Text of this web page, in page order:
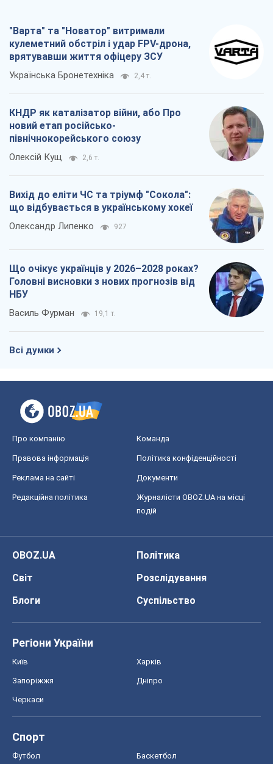
"Варта" та "Новатор" витримали
кулеметний обстріл і удар FPV-дрона,
врятувавши життя офіцеру ЗСУ
Українська Бронетехніка 2,4 т.
КНДР як каталізатор війни, або Про
новий етап російсько-
північнокорейського союзу
Олексій Кущ 2,6 т.
Вихід до еліти ЧС та тріумф "Сокола":
що відбувається в українському хокеї
Олександр Липенко 927
Що очікує українців у 2026–2028 роках?
Головні висновки з нових прогнозів від
НБУ
Василь Фурман 19,1 т.
Всі думки
Про компанію Команда
Правова інформація Політика конфіденційності
Реклама на сайті Документи
Редакційна політика
Журналісти OBOZ.UA на місці
подій
OBOZ.UA
Політика
Світ
Розслідування
Блоги
Суспільство
Регіони України
Київ Харків
Запоріжжя Дніпро
Черкаси
Спорт
Футбол Баскетбол